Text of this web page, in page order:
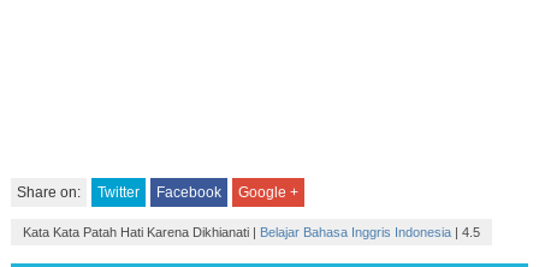
Share on: Twitter Facebook Google +
Kata Kata Patah Hati Karena Dikhianati| Belajar Bahasa Inggris Indonesia | 4.5